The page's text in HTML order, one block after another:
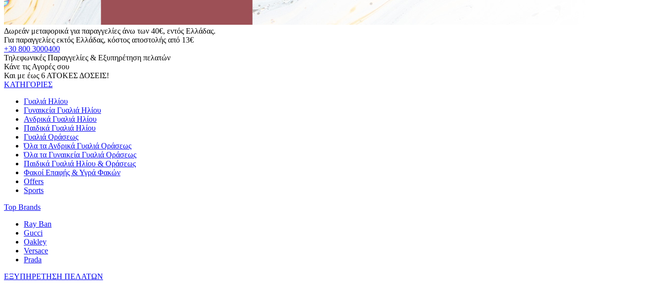
Δωρεάν μεταφορικά για παραγγελίες άνω των 40€, εντός Ελλάδας.
Για παραγγελίες εκτός Ελλάδας, κόστος αποστολής από 13€
+30 800 3000400
Τηλεφωνικές Παραγγελίες & Εξυπηρέτηση πελατών
Κάνε τις Αγορές σου
Και με έως 6 ΑΤΟΚΕΣ ΔΟΣΕΙΣ!
ΚΑΤΗΓΟΡΙΕΣ
Γυαλιά Ηλίου
Γυναικεία Γυαλιά Ηλίου
Ανδρικά Γυαλιά Ηλίου
Παιδικά Γυαλιά Ηλίου
Γυαλιά Οράσεως
Όλα τα Ανδρικά Γυαλιά Οράσεως
Όλα τα Γυναικεία Γυαλιά Οράσεως
Παιδικά Γυαλιά Ηλίου & Οράσεως
Φακοί Επαφής & Υγρά Φακών
Offers
Sports
Top Brands
Ray Ban
Gucci
Oakley
Versace
Prada
ΕΞΥΠΗΡΕΤΗΣΗ ΠΕΛΑΤΩΝ